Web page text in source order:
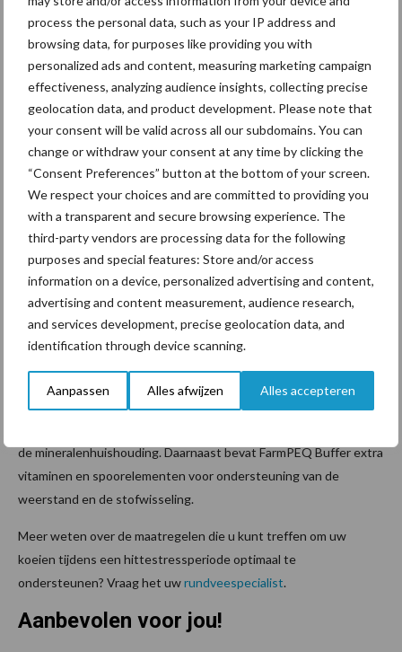
process the personal data, such as your IP address and
browsing data, for purposes like providing you with
personalized ads and content, measuring marketing campaign
effectiveness, analyzing audience insights, collecting precise
geolocation data, and product development. Please note that
your consent will be valid across all our subdomains. You can
change or withdraw your consent at any time by clicking the
“Consent Preferences” button at the bottom of your screen.
We respect your choices and are committed to providing you
with a transparent and secure browsing experience. The
third-party vendors are processing data for the following
purposes and special features: Store and/or access
information on a device, personalized advertising and content,
advertising and content measurement, audience research,
and services development, precise geolocation data, and
identification through device scanning.
Aanpassen Alles afwijzen Alles accepteren
Tijdens hittestress gaan koeien meer selecteren en neemt het
risico op pensverzuring toe. De levende gisten in FarmPEQ®
Complete en FarmPEQ YeaSt dragen bij aan een optimale pens
pH en een efficiëntere benutting en vertering van het rantsoen.
levende gisten in FarmPEQ YeaSt beter in staat waren hun
temperatuur onder controle te houden. Daarnaast vraten deze
koeien beter wat resulteerde in een hogere DS-opname en
melkproductie met hogere gehaltes t.o.v. koeien die geen gisten
gevoerd kregen. De levende gisten in FarmPEQ Complete zijn
dezelfde als de levende gisten in FarmPEQ YeaSt.
Effectiever dan alleen natriumbicarbonaat
Omdat koeien minder herkauwen en speeksel produceren stijgt
tegen en is daarmee effectiever dan alleen natriumbicarbonaat.
de mineralenhuishouding. Daarnaast bevat FarmPEQ Buffer extra
vitaminen en spoorelementen voor ondersteuning van de
weerstand en de stofwisseling.
Meer weten over de maatregelen die u kunt treffen om uw
koeien tijdens een hittestressperiode optimaal te
ondersteunen? Vraag het uwrundveespecialist.
Aanbevolen voor jou!